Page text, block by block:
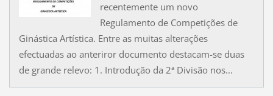
recentemente um novo
Regulamento de Competições de
Ginástica Artística. Entre as muitas alterações
efectuadas ao anteriror documento destacam-se duas
de grande relevo: 1. Introdução da 2ª Divisão nos...